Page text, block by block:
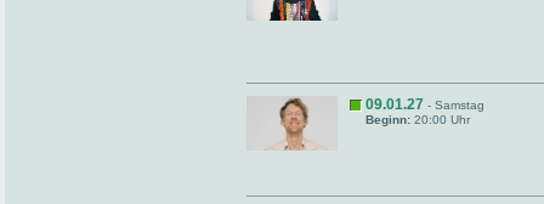
09.01.27 - Samstag
Beginn: 20:00 Uhr